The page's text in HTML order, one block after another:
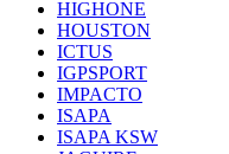
HIGHONE
HOUSTON
ICTUS
IGPSPORT
IMPACTO
ISAPA
ISAPA KSW